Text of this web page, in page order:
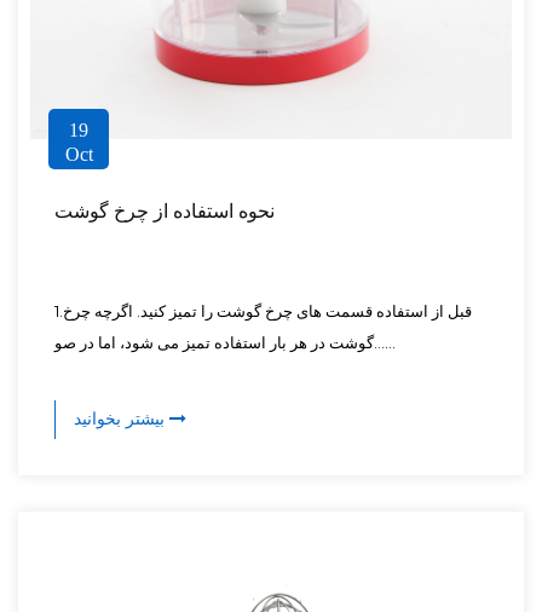
19
Oct
نحوه استفاده از چرخ گوشت
1.قبل از استفاده قسمت های چرخ گوشت را تمیز کنید. اگرچه چرخ
گوشت در هر بار استفاده تمیز می شود، اما در صو......